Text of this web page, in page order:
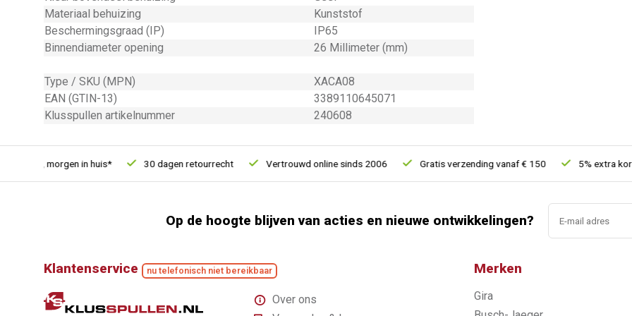
Materiaal behuizing
Kunststof
Beschermingsgraad (IP)
IP65
Binnendiameter opening
26 Millimeter (mm)
Type / SKU (MPN)
XACA08
EAN (GTIN-13)
3389110645071
Klusspullen artikelnummer
240608
morgen in huis* 30 dagen retourrecht Vertrouwd online sinds 2006 Gratis verzending vanaf € 150 5% extra
Op de hoogte blijven van acties en nieuwe ontwikkelingen?
Klantenservice nu telefonisch niet bereikbaar
Over ons
Merken
Gira